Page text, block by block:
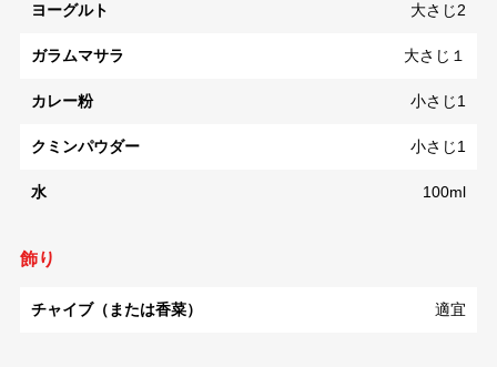
ヨーグルト 大さじ2
ガラムマサラ 大さじ１
カレー粉 小さじ1
クミンパウダー 小さじ1
水 100ml
飾り
チャイブ（または香菜） 適宜